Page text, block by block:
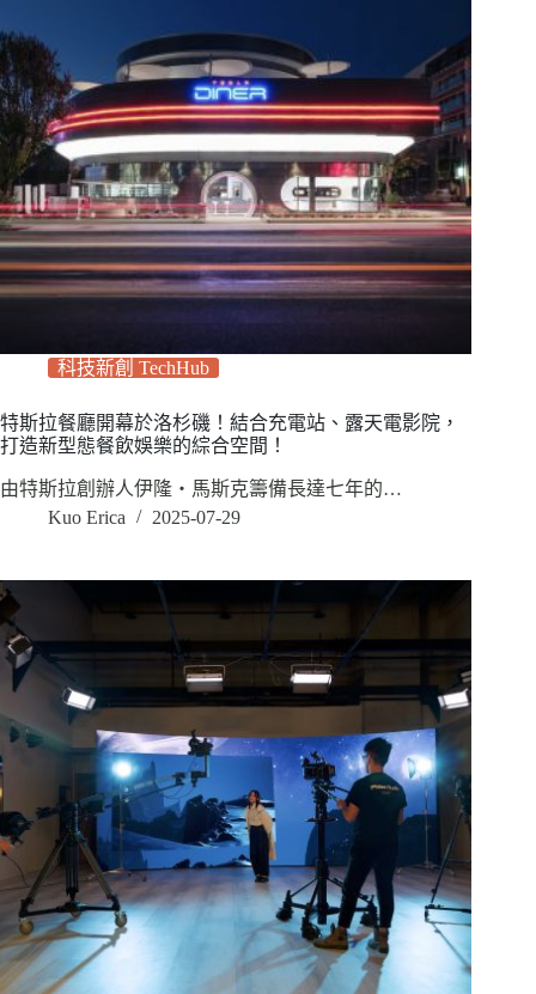
科技新創 TechHub
特斯拉餐廳開幕於洛杉磯！結合充電站、露天電影院，
打造新型態餐飲娛樂的綜合空間！
由特斯拉創辦人伊隆‧馬斯克籌備長達七年的…
Kuo Erica
2025-07-29